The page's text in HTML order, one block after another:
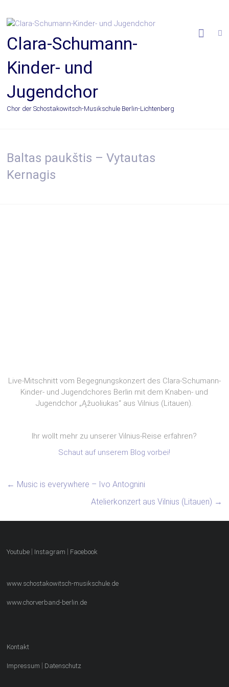
Inhalt
springen
Clara-Schumann-
Kinder- und
Jugendchor
Chor der Schostakowitsch-Musikschule Berlin-Lichtenberg
Baltas paukštis – Vytautas
Kernagis
Live-Mitschnitt vom Begegnungskonzert des Clara-Schumann-
Kinder- und Jugendchores Berlin mit dem Knaben- und
Jugendchor „Ąžuoliukas“ aus Vilnius (Litauen).
Ihr wollt mehr zu unserer Vilnius-Reise erfahren?
Schaut auf unserem Blog vorbei!
← Music is everywhere – Ivo Antognini
Atelierkonzert aus Vilnius (Litauen) →
Youtube Instagram Facebook
www.schostakowitsch-musikschule.de
www.chorverband-berlin.de
Kontakt
Impressum Datenschutz